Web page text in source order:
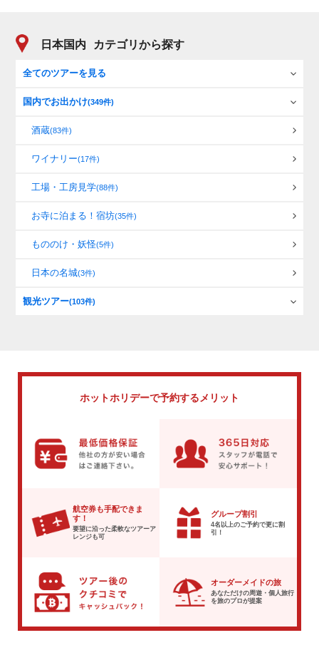
日本国内 カテゴリから探す
全てのツアーを見る
国内でお出かけ(349件)
酒蔵(83件)
ワイナリー(17件)
工場・工房見学(88件)
お寺に泊まる！宿坊(35件)
もののけ・妖怪(5件)
日本の名城(3件)
観光ツアー(103件)
ホットホリデーで予約するメリット
航空券も手配できま
す！
要望に沿った柔軟なツアーア
レンジも可
グループ割引
4名以上のご予約で更に割
引！
オーダーメイドの旅
あなただけの周遊・個人旅行
を旅のプロが提案